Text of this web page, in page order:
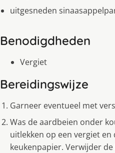
uitgesneden
Benodigdheden
Vergiet
Bereidingswijze
Garneer eventueel met
Was de aardbeien onder
uitlekken op een vergiet en
keukenpapier. Verwijder